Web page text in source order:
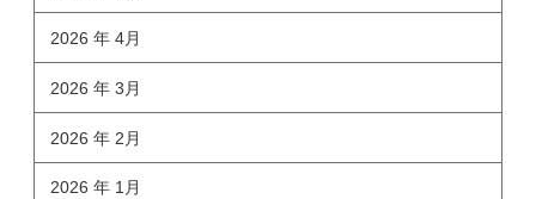
2026 年 4月
2026 年 3月
2026 年 2月
2026 年 1月